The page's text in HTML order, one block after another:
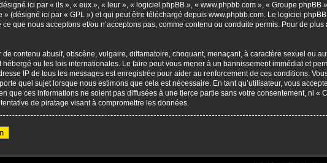
ici par « ils », « eux », « leur », « logiciel phpBB », « www.phpbb.com », « Groupe
» (désigné ici par « GPL ») et qui peut être téléchargé depuis www.phpbb.com. Le logiciel
ce que nous acceptons et/ou n’acceptons pas, comme contenu ou conduite permis. Pour de
contenu abusif, obscène, vulgaire, diffamatoire, choquant, menaçant, à caractère sexuel ou
hébergé ou les lois internationales. Le faire peut vous mener à un bannissement immédiat et
IP de tous les messages est enregistrée pour aider au renforcement de ces conditions.
quel sujet lorsque nous estimons que cela est nécessaire. En tant qu’utilisateur, vous
que ces informations ne soient pas diffusées à une tierce partie sans votre consentement, ni «
de piratage visant à compromettre les données.